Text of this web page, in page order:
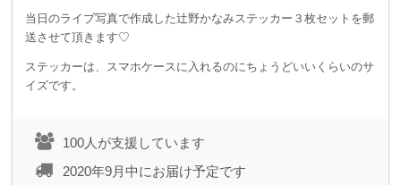
当日のライブ写真で作成した辻野かなみステッカー３枚セットを郵
送させて頂きます♡
ステッカーは、スマホケースに入れるのにちょうどいいくらいのサ
イズです。
100人が支援しています
2020年9月中にお届け予定です